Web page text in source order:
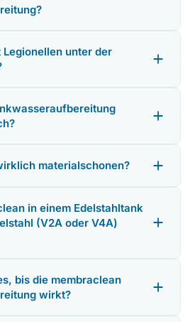
Legionellen unter der
materialschonen?
in einem Edelstahltank
(V2A oder V4A)
bis die membraclean
wirkt?